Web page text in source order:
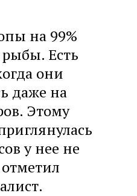
на 99%
рыбы. Есть
они
даже на
Этому
у нее не